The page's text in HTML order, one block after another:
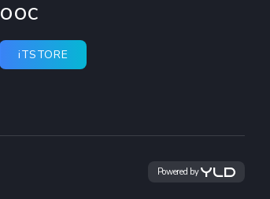
оос
iTSTORE
Powered by